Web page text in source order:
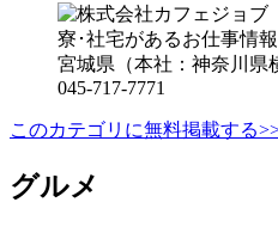
寮･社宅があるお仕事情
宮城県（本社：神奈川県
045-717-7771
このカテゴリに無料掲載する
グルメ